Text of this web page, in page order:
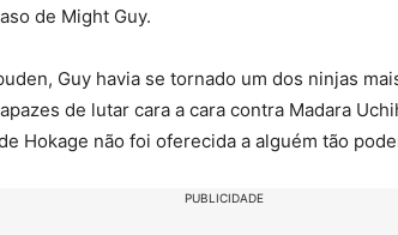
de Might Guy.
Guy havia se tornado um dos ninjas
de lutar cara a cara contra Madara
Hokage não foi oferecida a alguém tão
PUBLICIDADE